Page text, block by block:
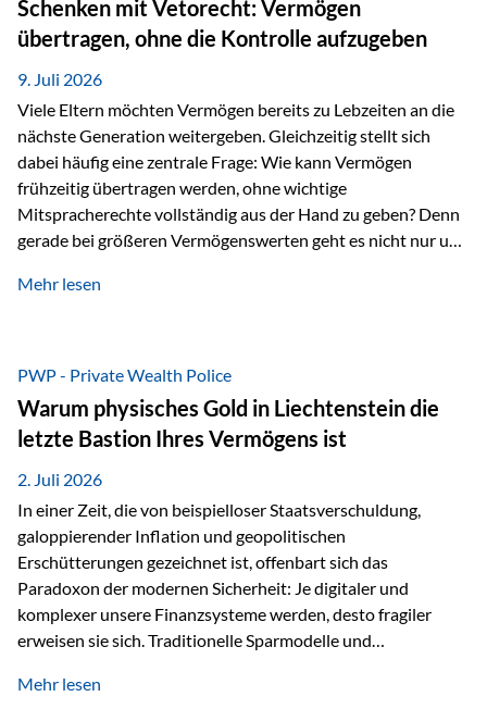
Vienna-Life eine durchdachte Gestaltungsmöglichkeit. Die
Ausgangssituation Stellen Sie sich folgendes Beispiel vor:
Ein…
Schenken mit Vetorecht: Vermögen
übertragen, ohne die Kontrolle aufzugeben
9. Juli 2026
Viele Eltern möchten Vermögen bereits zu Lebzeiten an die
nächste Generation weitergeben. Gleichzeitig stellt sich
dabei häufig eine zentrale Frage: Wie kann Vermögen
frühzeitig übertragen werden, ohne wichtige
Mitspracherechte vollständig aus der Hand zu geben? Denn
gerade bei größeren Vermögenswerten geht es nicht nur um
sicherzustellen, dass das Vermögen langfristig erhalten
folgende Situation vor: Ein Vater schenkt seiner Tochter
einen Teil seines Vermögens. Einige Jahre später möchte die
Tochter das Geld kurzfristig verwenden, um…
Mehr lesen
PWP - Private Wealth Police
Warum physisches Gold in Liechtenstein die
letzte Bastion Ihres Vermögens ist
2. Juli 2026
In einer Zeit, die von beispielloser Staatsverschuldung,
galoppierender Inflation und geopolitischen
Erschütterungen gezeichnet ist, offenbart sich das
Paradoxon der modernen Sicherheit: Je digitaler und
komplexer unsere Finanzsysteme werden, desto fragiler
erweisen sie sich. Traditionelle Sparmodelle und
unumstößlich galten, versagen angesichts der expansiven
Mehr lesen